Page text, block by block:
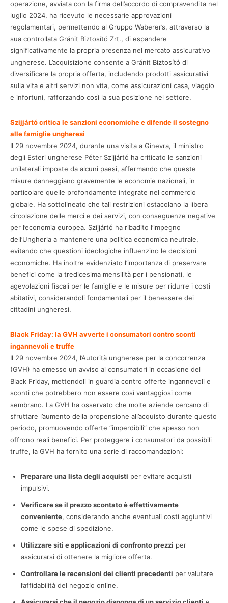
operazione, avviata con la firma dell’accordo di compravendita nel
luglio 2024, ha ricevuto le necessarie approvazioni
regolamentari, permettendo al Gruppo Waberer’s, attraverso la
sua controllata Gránit Biztosító Zrt., di espandere
significativamente la propria presenza nel mercato assicurativo
ungherese. L’acquisizione consente a Gránit Biztosító di
diversificare la propria offerta, includendo prodotti assicurativi
sulla vita e altri servizi non vita, come assicurazioni casa, viaggio
e infortuni, rafforzando così la sua posizione nel settore.
Szijjártó critica le sanzioni economiche e difende il sostegno
alle famiglie ungheresi
Il 29 novembre 2024, durante una visita a Ginevra, il ministro
degli Esteri ungherese Péter Szijjártó ha criticato le sanzioni
unilaterali imposte da alcuni paesi, affermando che queste
misure danneggiano gravemente le economie nazionali, in
particolare quelle profondamente integrate nel commercio
globale. Ha sottolineato che tali restrizioni ostacolano la libera
circolazione delle merci e dei servizi, con conseguenze negative
per l’economia europea. Szijjártó ha ribadito l’impegno
dell’Ungheria a mantenere una politica economica neutrale,
evitando che questioni ideologiche influenzino le decisioni
economiche. Ha inoltre evidenziato l’importanza di preservare
benefici come la tredicesima mensilità per i pensionati, le
agevolazioni fiscali per le famiglie e le misure per ridurre i costi
abitativi, considerandoli fondamentali per il benessere dei
cittadini ungheresi.
Black Friday: la GVH avverte i consumatori contro sconti
ingannevoli e truffe
Il 29 novembre 2024, l’Autorità ungherese per la concorrenza
(GVH) ha emesso un avviso ai consumatori in occasione del
Black Friday, mettendoli in guardia contro offerte ingannevoli e
sconti che potrebbero non essere così vantaggiosi come
sembrano. La GVH ha osservato che molte aziende cercano di
sfruttare l’aumento della propensione all’acquisto durante questo
periodo, promuovendo offerte “imperdibili” che spesso non
offrono reali benefici. Per proteggere i consumatori da possibili
truffe, la GVH ha fornito una serie di raccomandazioni:
Preparare una lista degli acquisti per evitare acquisti
impulsivi.
Verificare se il prezzo scontato è effettivamente
conveniente, considerando anche eventuali costi aggiuntivi
come le spese di spedizione.
Utilizzare siti e applicazioni di confronto prezzi per
assicurarsi di ottenere la migliore offerta.
Controllare le recensioni dei clienti precedenti per valutare
l’affidabilità del negozio online.